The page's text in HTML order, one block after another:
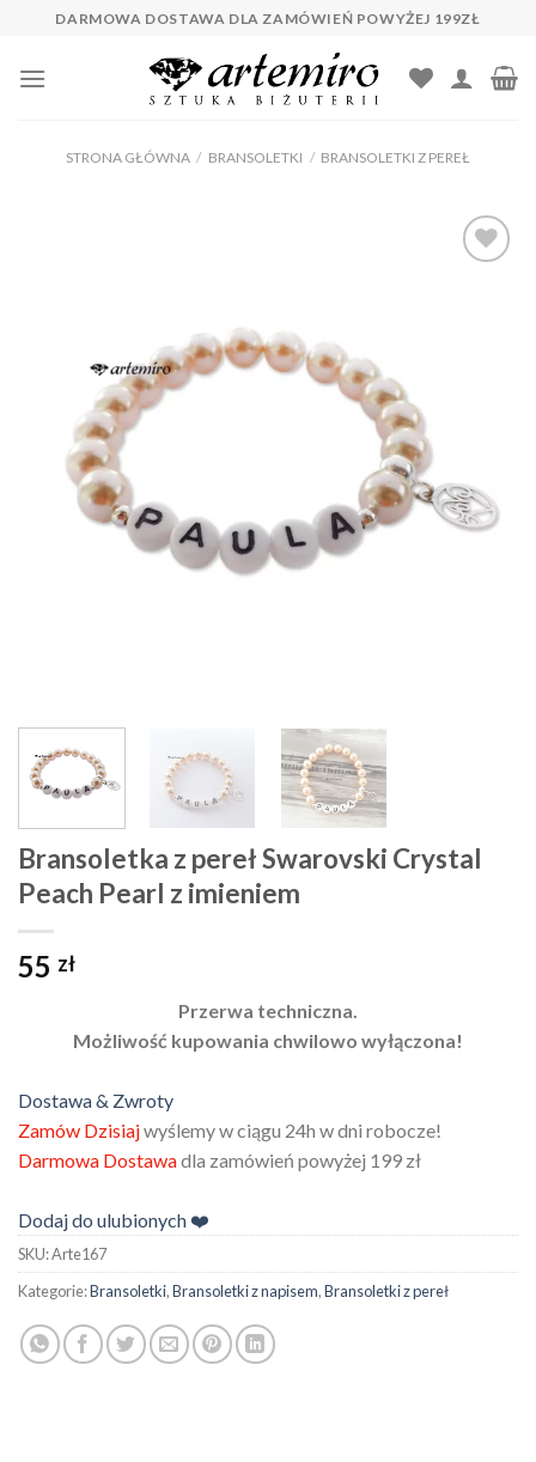
content
DARMOWA DOSTAWA DLA ZAMÓWIEŃ POWYŻEJ 199ZŁ
STRONA GŁÓWNA / BRANSOLETKI / BRANSOLETKI Z PEREŁ
Bransoletka z pereł Swarovski Crystal
Peach Pearl z imieniem
55 zł
Przerwa techniczna.
Możliwość kupowania chwilowo wyłączona!
Dostawa & Zwroty
Zamów Dzisiajwyślemy w ciągu 24h w dni robocze!
Darmowa Dostawadla zamówień powyżej 199 zł
Dodaj do ulubionych ❤️
SKU:Arte167
Kategorie:Bransoletki,Bransoletki z napisem,Bransoletki z pereł